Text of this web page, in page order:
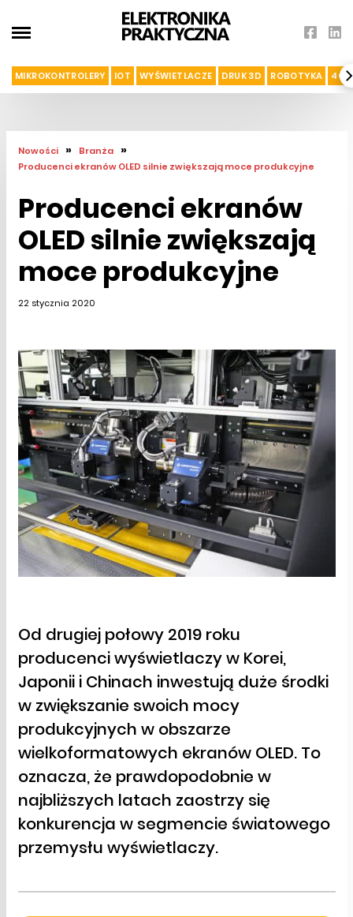
MIKROKONTROLERY IOT WYŚWIETLACZE DRUK 3D ROBOTYKA 4G I
Nowości » Branża »
Producenci ekranów OLED silnie zwiększają moce produkcyjne
Producenci ekranów
OLED silnie zwiększają
moce produkcyjne
22 stycznia 2020
Od drugiej połowy 2019 roku
producenci wyświetlaczy w Korei,
Japonii i Chinach inwestują duże środki
w zwiększanie swoich mocy
produkcyjnych w obszarze
wielkoformatowych ekranów OLED. To
oznacza, że prawdopodobnie w
najbliższych latach zaostrzy się
konkurencja w segmencie światowego
przemysłu wyświetlaczy.